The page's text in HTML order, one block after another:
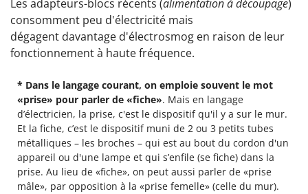
Les adapteurs-blocs récents (alimentation à découpage)
consomment peu d'électricité mais
dégagent davantage d'électrosmog en raison de leur
fonctionnement à haute fréquence.
* Dans le langage courant, on emploie souvent le mot
«prise» pour parler de «fiche». Mais en langage
d’électricien, la prise, c'est le dispositif qu'il y a sur le mur.
Et la fiche, c’est le dispositif muni de 2 ou 3 petits tubes
métalliques – les broches – qui est au bout du cordon d'un
appareil ou d'une lampe et qui s’enfile (se fiche) dans la
prise. Au lieu de «fiche», on peut aussi parler de «prise
mâle», par opposition à la «prise femelle» (celle du mur).